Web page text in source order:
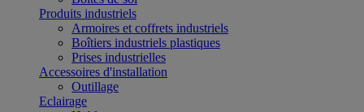
Produits industriels
Armoires et coffrets industriels
Boîtiers industriels plastiques
Prises industrielles
Accessoires d'installation
Outillage
Eclairage